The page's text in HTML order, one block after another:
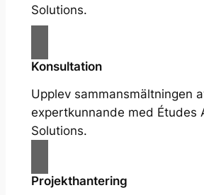
Solutions.
Konsultation
Upplev sammansmältningen
expertkunnande med Études
Solutions.
Projekthantering